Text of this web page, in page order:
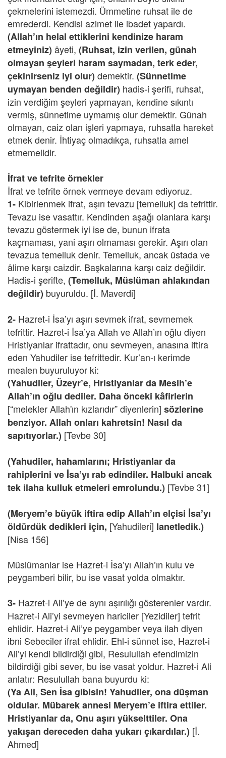
çekmelerini istemezdi. Ümmetine ruhsat ile de
emrederdi. Kendisi azimet ile ibadet yapardı.
(Allah’ın helal ettiklerini kendinize haram
etmeyiniz) âyeti, (Ruhsat, izin verilen, günah
olmayan şeyleri haram saymadan, terk eder,
çekinirseniz iyi olur) demektir. (Sünnetime
uymayan benden değildir) hadis-i şerifi, ruhsat,
izin verdiğim şeyleri yapmayan, kendine sıkıntı
vermiş, sünnetime uymamış olur demektir. Günah
olmayan, caiz olan işleri yapmaya, ruhsatla hareket
etmek denir. İhtiyaç olmadıkça, ruhsatla amel
etmemelidir.
İfrat ve tefrite örnekler
İfrat ve tefrite örnek vermeye devam ediyoruz.
1- Kibirlenmek ifrat, aşırı tevazu [temelluk] da tefrittir.
Tevazu ise vasattır. Kendinden aşağı olanlara karşı
tevazu göstermek iyi ise de, bunun ifrata
kaçmaması, yani aşırı olmaması gerekir. Aşırı olan
tevazua temelluk denir. Temelluk, ancak üstada ve
âlime karşı caizdir. Başkalarına karşı caiz değildir.
Hadis-i şerifte, (Temelluk, Müslüman ahlakından
değildir) buyuruldu. [İ. Maverdi]
2- Hazret-i İsa’yı aşırı sevmek ifrat, sevmemek
tefrittir. Hazret-i İsa’ya Allah ve Allah’ın oğlu diyen
Hristiyanlar ifrattadır, onu sevmeyen, anasına iftira
eden Yahudiler ise tefrittedir. Kur’an-ı kerimde
mealen buyuruluyor ki:
(Yahudiler, Üzeyr’e, Hristiyanlar da Mesih’e
Allah’ın oğlu dediler. Daha önceki kâfirlerin
[“melekler Allah'ın kızlarıdır” diyenlerin] sözlerine
benziyor. Allah onları kahretsin! Nasıl da
sapıtıyorlar.) [Tevbe 30]
(Yahudiler, hahamlarını; Hristiyanlar da
rahiplerini ve İsa’yı rab edindiler. Halbuki ancak
tek ilaha kulluk etmeleri emrolundu.) [Tevbe 31]
(Meryem’e büyük iftira edip Allah’ın elçisi İsa’yı
öldürdük dedikleri için, [Yahudileri] lanetledik.)
[Nisa 156]
Müslümanlar ise Hazret-i İsa’yı Allah’ın kulu ve
peygamberi bilir, bu ise vasat yolda olmaktır.
3- Hazret-i Ali’ye de aynı aşırılığı gösterenler vardır.
Hazret-i Ali’yi sevmeyen hariciler [Yezidiler] tefrit
ehlidir. Hazret-i Ali’ye peygamber veya ilah diyen
ibni Sebeciler ifrat ehlidir. Ehl-i sünnet ise, Hazret-i
Ali’yi kendi bildirdiği gibi, Resulullah efendimizin
bildirdiği gibi sever, bu ise vasat yoldur. Hazret-i Ali
anlatır: Resulullah bana buyurdu ki:
(Ya Ali, Sen İsa gibisin! Yahudiler, ona düşman
oldular. Mübarek annesi Meryem’e iftira ettiler.
Hristiyanlar da, Onu aşırı yükselttiler. Ona
yakışan dereceden daha yukarı çıkardılar.) [İ.
Ahmed]